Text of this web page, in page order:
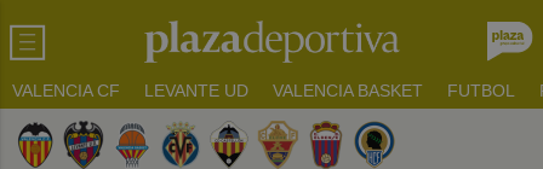
VALENCIA CF LEVANTE UD VALENCIA BASKET FUTBOL